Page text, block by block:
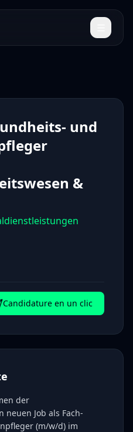
und
&
Candidature en un clic
der
Job als Fach-
(m/w/d) im